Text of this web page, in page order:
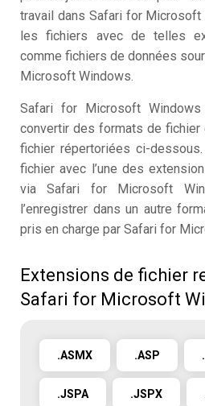
travail dans Safari for Microsoft
les fichiers avec de telles
comme fichiers de données
Microsoft Windows.
Safari for Microsoft
convertir des formats de
fichier répertoriées ci-
fichier avec l’une des
via Safari for Microsoft
l’enregistrer dans un autre
pris en charge par Safari for
Extensions de fichier
Safari for Microsoft
.ASMX .ASP
.JSPA .JSPX